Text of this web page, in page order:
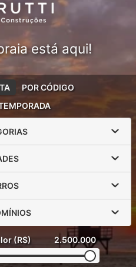
está aqui!
POR CÓDIGO
(R$) 2.500.000